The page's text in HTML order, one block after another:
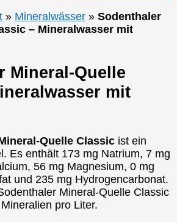
» Mineralwässer » Sodenthaler
– Mineralwasser mit
Mineral-Quelle
mit
Quelle Classic ist ein
Es enthält 173 mg Natrium, 7 mg
56 mg Magnesium, 0 mg
und 235 mg Hydrogencarbonat.
Mineral-Quelle Classic
pro Liter.